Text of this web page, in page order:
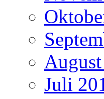
Juli